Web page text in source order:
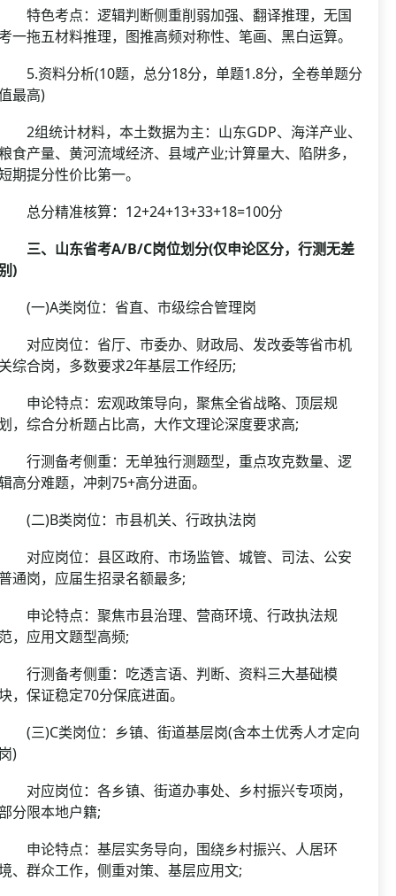
色考点：逻辑判断侧重削弱加强、翻译推理，无国
一拖五材料推理，图推高频对称性、笔画、黑白运算。
资料分析(10题，总分18分，单题1.8分，全卷单题分
最高)
组统计材料，本土数据为主：山东GDP、海洋产业、
食产量、黄河流域经济、县域产业;计算量大、陷阱多，
期提分性价比第一。
分精准核算：12+24+13+33+18=100分
、山东省考A/B/C岗位划分(仅申论区分，行测无差
)
一)A类岗位：省直、市级综合管理岗
应岗位：省厅、市委办、财政局、发改委等省市机
综合岗，多数要求2年基层工作经历;
论特点：宏观政策导向，聚焦全省战略、顶层规
，综合分析题占比高，大作文理论深度要求高;
测备考侧重：无单独行测题型，重点攻克数量、逻
高分难题，冲刺75+高分进面。
二)B类岗位：市县机关、行政执法岗
应岗位：县区政府、市场监管、城管、司法、公安
通岗，应届生招录名额最多;
论特点：聚焦市县治理、营商环境、行政执法规
，应用文题型高频;
测备考侧重：吃透言语、判断、资料三大基础模
，保证稳定70分保底进面。
三)C类岗位：乡镇、街道基层岗(含本土优秀人才定向
)
应岗位：各乡镇、街道办事处、乡村振兴专项岗，
分限本地户籍;
论特点：基层实务导向，围绕乡村振兴、人居环
、群众工作，侧重对策、基层应用文;